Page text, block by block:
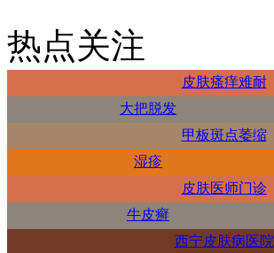
热点关注
皮肤瘙痒难耐
大把脱发
甲板斑点萎缩
湿疹
皮肤医师门诊
牛皮癣
西宁皮肤病医院